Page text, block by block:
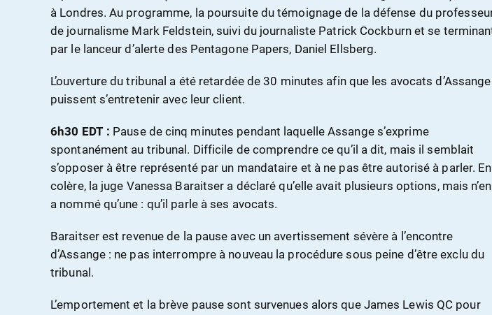
à Londres. Au programme, la poursuite du témoignage de la défense du
de journalisme Mark Feldstein, suivi du journaliste Patrick Cockburn et se
par le lanceur d’alerte des Pentagone Papers, Daniel Ellsberg.
L’ouverture du tribunal a été retardée de 30 minutes afin que les avocats d’Assange
puissent s’entretenir avec leur client.
6h30 EDT : Pause de cinq minutes pendant laquelle Assange s’exprime
spontanément au tribunal. Difficile de comprendre ce qu’il a dit, mais il semblait
s’opposer à être représenté par un mandataire et à ne pas être autorisé à parler. En
colère, la juge Vanessa Baraitser a déclaré qu’elle avait plusieurs options, mais n’en
a nommé qu’une : qu’il parle à ses avocats.
Baraitser est revenue de la pause avec un avertissement sévère à l’encontre
d’Assange : ne pas interrompre à nouveau la procédure sous peine d’être exclu du
tribunal.
L’emportement et la brève pause sont survenues alors que James Lewis QC pour